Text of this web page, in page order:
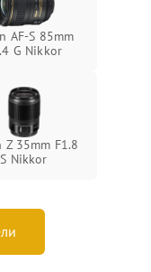
AF-S 85mm
G Nikkor
Z 35mm F1.8
S Nikkor